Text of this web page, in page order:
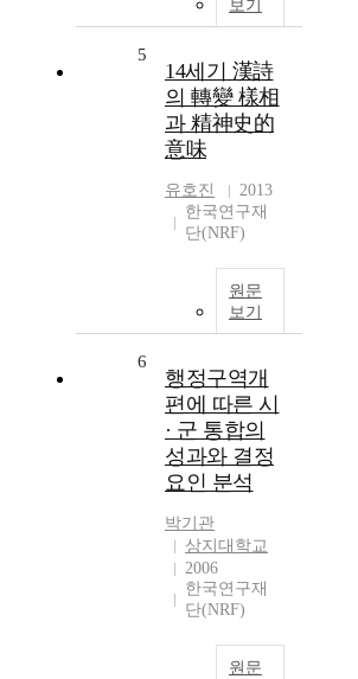
보기
5
14세기 漢詩
의 轉變 樣相
과 精神史的
意味
유호진
2013
한국연구재
단(NRF)
원문
보기
6
행정구역개
편에 따른 시
· 군 통합의
성과와 결정
요인 분석
박기관
상지대학교
2006
한국연구재
단(NRF)
원문